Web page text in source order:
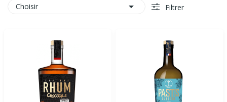
Choisir  Filtrer